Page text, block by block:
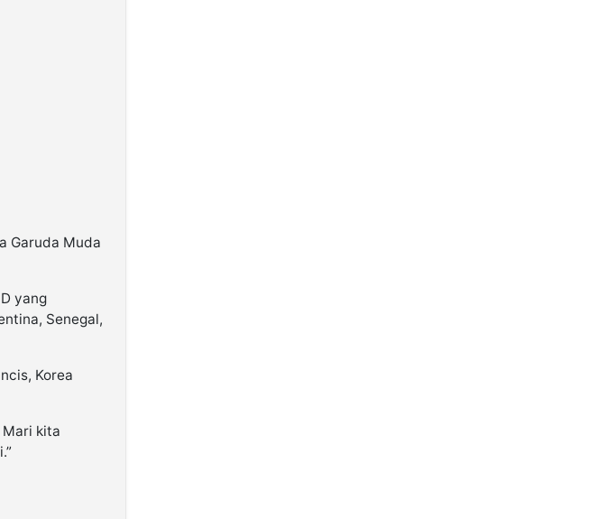
Garuda Muda
yang
Senegal,
Korea
Mari kita